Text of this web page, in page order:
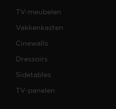
TV-meubelen
Vakkenkasten
Cinewalls
Dressoirs
Sidetables
TV-panelen